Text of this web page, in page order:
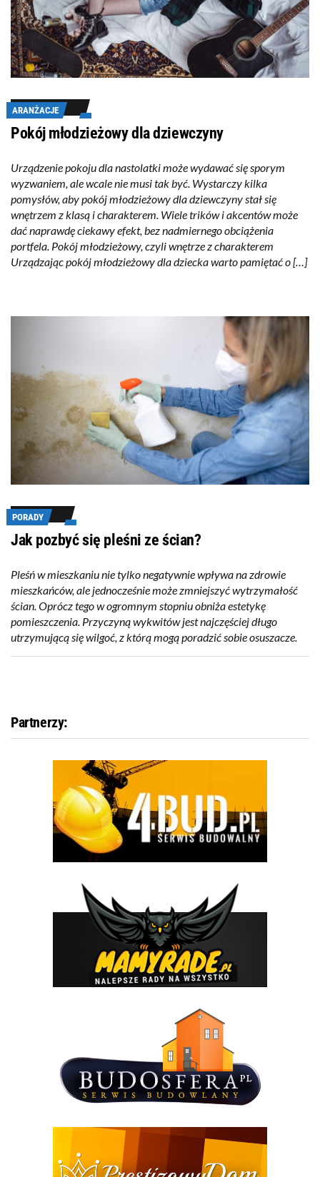
ARANŻACJE
Pokój młodzieżowy dla dziewczyny
Urządzenie pokoju dla nastolatki może wydawać się sporym
wyzwaniem, ale wcale nie musi tak być. Wystarczy kilka
pomysłów, aby pokój młodzieżowy dla dziewczyny stał się
wnętrzem z klasą i charakterem. Wiele trików i akcentów może
dać naprawdę ciekawy efekt, bez nadmiernego obciążenia
portfela. Pokój młodzieżowy, czyli wnętrze z charakterem
Urządzając pokój młodzieżowy dla dziecka warto pamiętać o […]
PORADY
Jak pozbyć się pleśni ze ścian?
Pleśń w mieszkaniu nie tylko negatywnie wpływa na zdrowie
mieszkańców, ale jednocześnie może zmniejszyć wytrzymałość
ścian. Oprócz tego w ogromnym stopniu obniża estetykę
pomieszczenia. Przyczyną wykwitów jest najczęściej długo
utrzymującą się wilgoć, z którą mogą poradzić sobie osuszacze.
Partnerzy: